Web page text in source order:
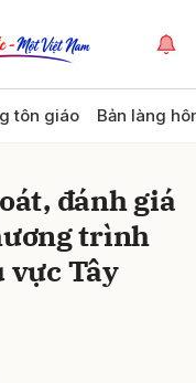
tôn giáo Bản làng
đánh giá
trình
vực Tây